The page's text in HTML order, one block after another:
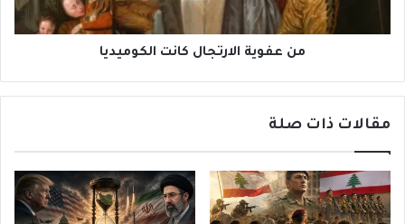
من عفوية الارتجال كانت الكوميديا
مقالات ذات صلة